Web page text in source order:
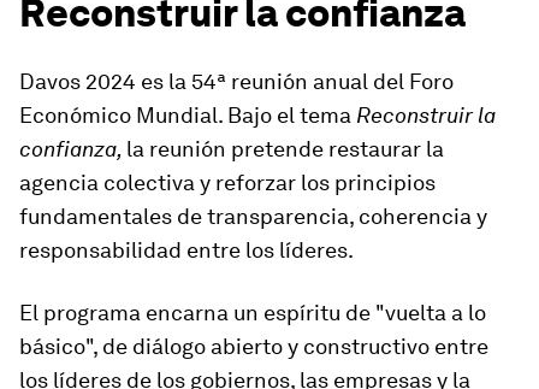
Reconstruir la confianza
Davos 2024 es la 54ª reunión anual del Foro
Económico Mundial. Bajo el tema Reconstruir la
confianza, la reunión pretende restaurar la
agencia colectiva y reforzar los principios
fundamentales de transparencia, coherencia y
responsabilidad entre los líderes.
El programa encarna un espíritu de "vuelta a lo
básico", de diálogo abierto y constructivo entre
los líderes de los gobiernos, las empresas y la